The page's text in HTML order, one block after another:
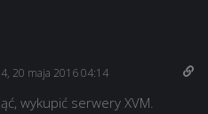
20 maja 2016 04:14
wykupić serwery XVM.